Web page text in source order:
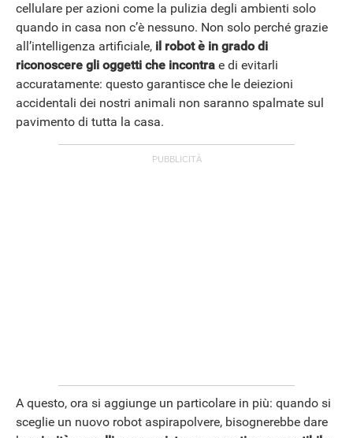
cellulare per azioni come la pulizia degli ambienti solo
quando in casa non c’è nessuno. Non solo perché grazie
all’intelligenza artificiale, il robot è in grado di
riconoscere gli oggetti che incontra e di evitarli
accuratamente: questo garantisce che le deiezioni
accidentali dei nostri animali non saranno spalmate sul
pavimento di tutta la casa.
A questo, ora si aggiunge un particolare in più: quando si
sceglie un nuovo robot aspirapolvere, bisognerebbe dare